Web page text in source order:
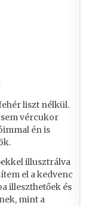
liszt nélkül.
vércukor
én is
illusztrálva
el a kedvenc
illeszthetőek és
mint a